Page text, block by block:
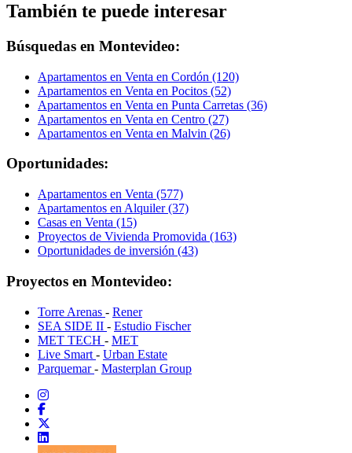
También te puede interesar
Búsquedas en Montevideo:
Apartamentos en Venta en Cordón (120)
Apartamentos en Venta en Pocitos (52)
Apartamentos en Venta en Punta Carretas (36)
Apartamentos en Venta en Centro (27)
Apartamentos en Venta en Malvin (26)
Oportunidades:
Apartamentos en Venta (577)
Apartamentos en Alquiler (37)
Casas en Venta (15)
Proyectos de Vivienda Promovida (163)
Oportunidades de inversión (43)
Proyectos en Montevideo:
Torre Arenas - Rener
SEA SIDE II - Estudio Fischer
MET TECH - MET
Live Smart - Urban Estate
Parquemar- Masterplan Group